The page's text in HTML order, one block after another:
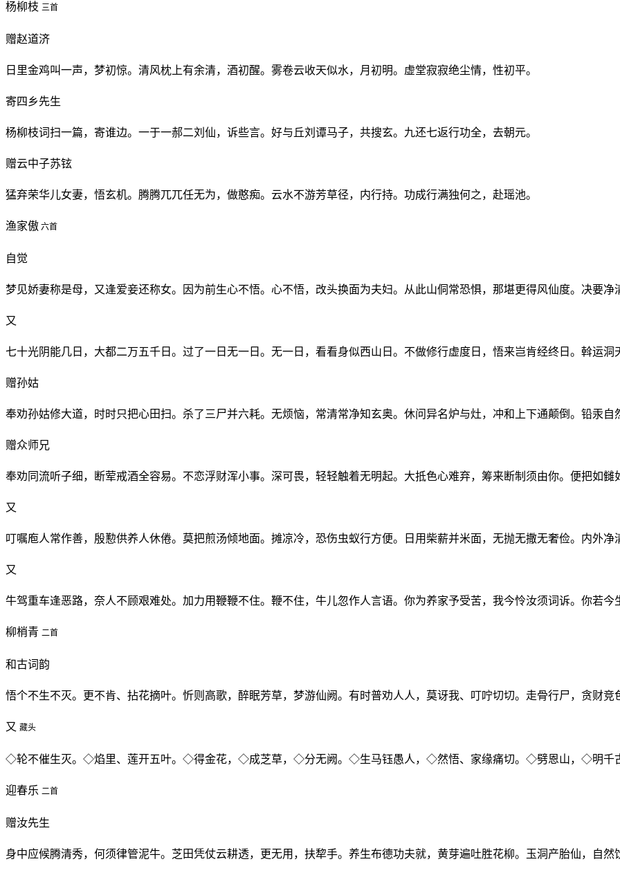
杨柳枝 三首
赠赵道济
日里金鸡叫一声，梦初惊。清风枕上有余清，酒初醒。雾卷云收天似水，月初明。虚堂寂寂绝尘情，性初平。
寄四乡先生
杨柳枝词扫一篇，寄谁边。一于一郝二刘仙，诉些言。好与丘刘谭马子，共搜玄。九还七返行功全，去朝元。
赠云中子苏铉
猛弃荣华儿女妻，悟玄机。腾腾兀兀任无为，做憨痴。云水不游芳草径，内行持。功成行满独何之，赴瑶池。
渔家傲 六首
自觉
梦见娇妻称是母，又逢爱妾还称女。因为前生心不悟。心不悟，改头换面为夫妇。从此山侗常恐惧，那堪更得风仙度。决要净
又
七十光阴能几日，大都二万五千日。过了一日无一日。无一日，看看身似西山日。不做修行虚度日，悟来岂肯经终日。斡运洞
赠孙姑
奉劝孙姑修大道，时时只把心田扫。杀了三尸并六耗。无烦恼，常清常净知玄奥。休问异名炉与灶，冲和上下通颠倒。铅汞自
赠众师兄
奉劝同流听子细，断荤戒酒全容易。不恋浮财浑小事。深可畏，轻轻触着无明起。大抵色心难弃，筹来断制须由你。便把如雠
又
叮嘱庖人常作善，殷懃供养人休倦。莫把煎汤倾地面。摊凉冷，恐伤虫蚁行方便。日用柴薪并米面，无抛无撒无奢俭。内外净
又
牛驾重车逢恶路，奈人不顾艰难处。加力用鞭鞭不住。鞭不住，牛儿忽作人言语。你为养家予受苦，我今怜汝须词诉。你若今
柳梢青 二首
和古词韵
悟个不生不灭。更不肯、拈花摘叶。忻则高歌，醉眠芳草，梦游仙阙。有时普劝人人，莫讶我、叮咛切切。走骨行尸，贪财竞
又 藏头
◇轮不催生灭。◇焰里、莲开五叶。◇得金花，◇成芝草，◇分无阙。◇生马钰愚人，◇然悟、家缘痛切。◇劈恩山，◇明千
迎春乐 二首
赠汝先生
身中应候腾清秀，何须律管泥牛。芝田凭仗云耕透，更无用，扶犂手。养生布德功夫就，黄芽遍吐胜花柳。玉洞产胎仙，自然